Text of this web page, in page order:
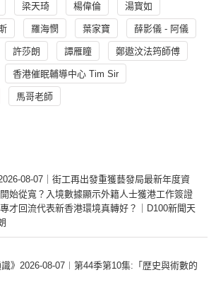
梁天琦 楊偉倫 湯寳如
羅海憫 葉家寶 薛影儀 - 阿儀
許莎朗 譚雁瞳 鄭遨汶法筠師傅
香港催眠輔導中心 Tim Sir
馬哥老師
08-07｜街工再出發重獲藝發局最新年度資
始從寬？入境數據顯示外籍人士獲港工作簽證
才回流代表新香港環境真轉好？｜D100新聞天
識》2026-08-07︱第44季第10集:「歴史與術數的